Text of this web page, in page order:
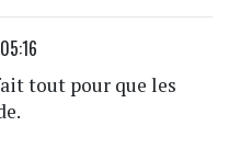
tout pour que les